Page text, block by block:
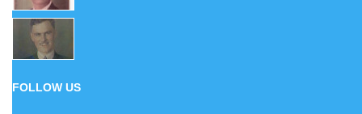
FOLLOW US